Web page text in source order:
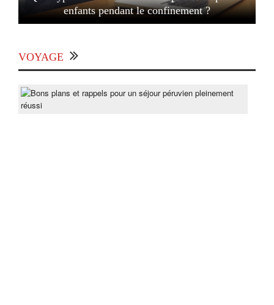
enfants pendant le confinement ?
VOYAGE